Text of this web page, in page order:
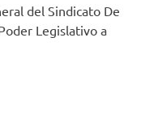
del Sindicato De
Legislativo a